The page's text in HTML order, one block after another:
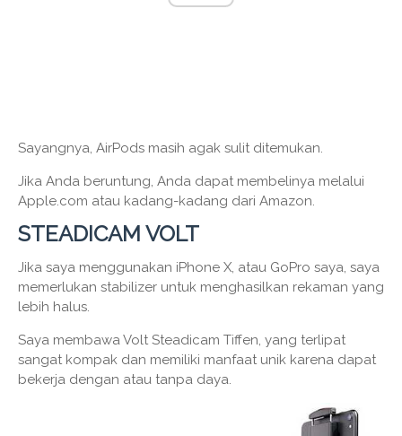
Sayangnya, AirPods masih agak sulit ditemukan.
Jika Anda beruntung, Anda dapat membelinya melalui
Apple.com atau kadang-kadang dari Amazon.
STEADICAM VOLT
Jika saya menggunakan iPhone X, atau GoPro saya, saya
memerlukan stabilizer untuk menghasilkan rekaman yang
lebih halus.
Saya membawa Volt Steadicam Tiffen, yang terlipat
sangat kompak dan memiliki manfaat unik karena dapat
bekerja dengan atau tanpa daya.